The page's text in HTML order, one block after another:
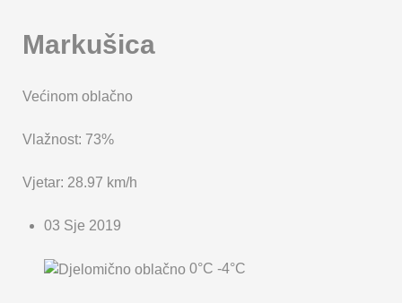
Markušica
Većinom oblačno
Vlažnost: 73%
Vjetar: 28.97 km/h
03 Sje 2019
0°C -4°C